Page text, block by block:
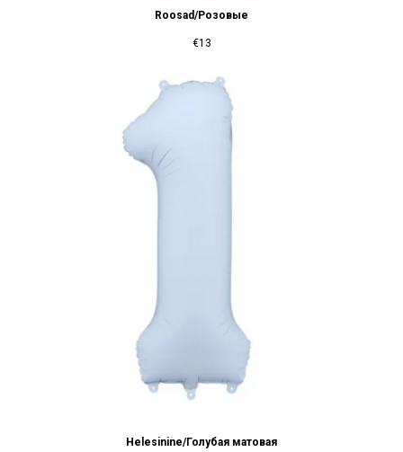
Roosad/Розовые
€13
Helesinine/Голубая матовая